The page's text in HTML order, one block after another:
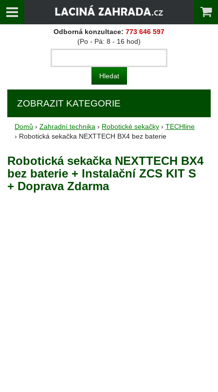
Odborná konzultace: 773 646 597
(Po - Pá: 8 - 16 hod)
ZOBRAZIT KATEGORIE
Domů › Zahradní technika › Robotické sekačky › TECHline
› Robotická sekačka NEXTTECH BX4 bez baterie
Robotická sekačka NEXTTECH BX4
bez baterie + Instalační ZCS KIT S
+ Doprava Zdarma